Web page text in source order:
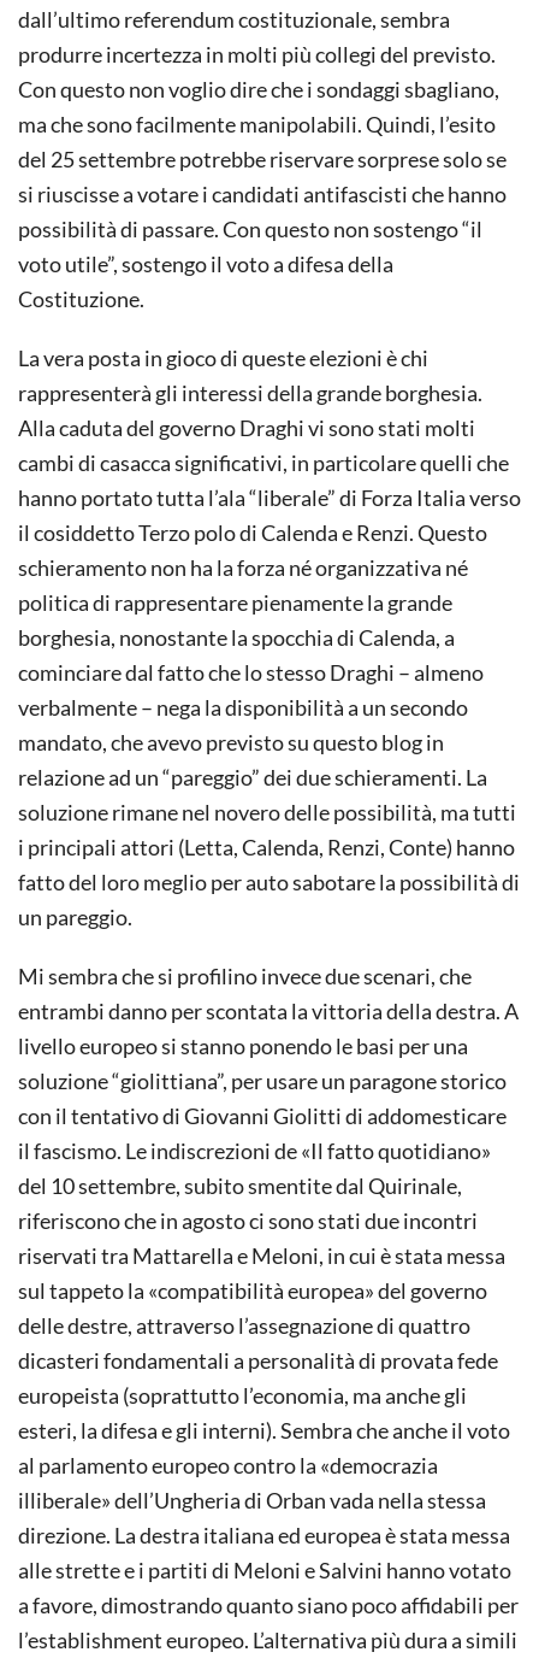
dall’ultimo referendum costituzionale, sembra
produrre incertezza in molti più collegi del previsto.
Con questo non voglio dire che i sondaggi sbagliano,
ma che sono facilmente manipolabili. Quindi, l’esito
del 25 settembre potrebbe riservare sorprese solo se
si riuscisse a votare i candidati antifascisti che hanno
possibilità di passare. Con questo non sostengo “il
voto utile”, sostengo il voto a difesa della
Costituzione.
La vera posta in gioco di queste elezioni è chi
rappresenterà gli interessi della grande borghesia.
Alla caduta del governo Draghi vi sono stati molti
cambi di casacca significativi, in particolare quelli che
hanno portato tutta l’ala “liberale” di Forza Italia verso
il cosiddetto Terzo polo di Calenda e Renzi. Questo
schieramento non ha la forza né organizzativa né
politica di rappresentare pienamente la grande
borghesia, nonostante la spocchia di Calenda, a
cominciare dal fatto che lo stesso Draghi – almeno
verbalmente – nega la disponibilità a un secondo
mandato, che avevo previsto su questo blog in
relazione ad un “pareggio” dei due schieramenti. La
soluzione rimane nel novero delle possibilità, ma tutti
i principali attori (Letta, Calenda, Renzi, Conte) hanno
fatto del loro meglio per auto sabotare la possibilità di
un pareggio.
Mi sembra che si profilino invece due scenari, che
entrambi danno per scontata la vittoria della destra. A
livello europeo si stanno ponendo le basi per una
soluzione “giolittiana”, per usare un paragone storico
con il tentativo di Giovanni Giolitti di addomesticare
il fascismo. Le indiscrezioni de «Il fatto quotidiano»
del 10 settembre, subito smentite dal Quirinale,
riferiscono che in agosto ci sono stati due incontri
riservati tra Mattarella e Meloni, in cui è stata messa
sul tappeto la «compatibilità europea» del governo
delle destre, attraverso l’assegnazione di quattro
dicasteri fondamentali a personalità di provata fede
europeista (soprattutto l’economia, ma anche gli
esteri, la difesa e gli interni). Sembra che anche il voto
al parlamento europeo contro la «democrazia
illiberale» dell’Ungheria di Orban vada nella stessa
direzione. La destra italiana ed europea è stata messa
alle strette e i partiti di Meloni e Salvini hanno votato
a favore, dimostrando quanto siano poco affidabili per
l’establishment europeo. L’alternativa più dura a simili